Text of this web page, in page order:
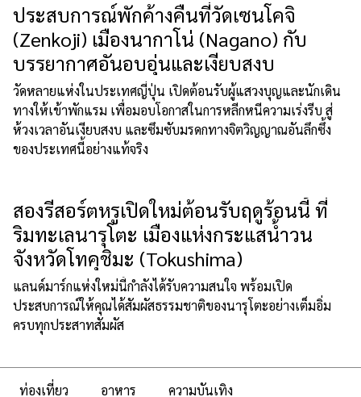
ประสบการณ์พักค้างคืนที่วัดเซนโคจิ
(Zenkoji) เมืองนากาโน่ (Nagano) กับ
บรรยากาศอันอบอุ่นและเงียบสงบ
วัดหลายแห่งในประเทศญี่ปุ่น เปิดต้อนรับผู้แสวงบุญและนักเดิน
ทางให้เข้าพักแรม เพื่อมอบโอกาสในการหลีกหนีความเร่งรีบ สู่
ห้วงเวลาอันเงียบสงบ และซึมซับมรดกทางจิตวิญญาณอันลึกซึ้ง
ของประเทศนี้อย่างแท้จริง
สองรีสอร์ตหรูเปิดใหม่ต้อนรับฤดูร้อนนี้ ที่
ริมทะเลนารุโตะ เมืองแห่งกระแสน้ำวน
จังหวัดโทคุชิมะ (Tokushima)
แลนด์มาร์กแห่งใหม่นี้กำลังได้รับความสนใจ พร้อมเปิด
ประสบการณ์ให้คุณได้สัมผัสธรรมชาติของนารุโตะอย่างเต็มอิ่ม
ครบทุกประสาทสัมผัส
ท่องเที่ยว อาหาร ความบันเทิง